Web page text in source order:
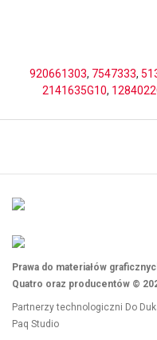
920661303, 7547333,
2141635G10,
Prawa do materiałów
Quatro oraz producentów ©
Partnerzy technologiczni Do
Paq Studio